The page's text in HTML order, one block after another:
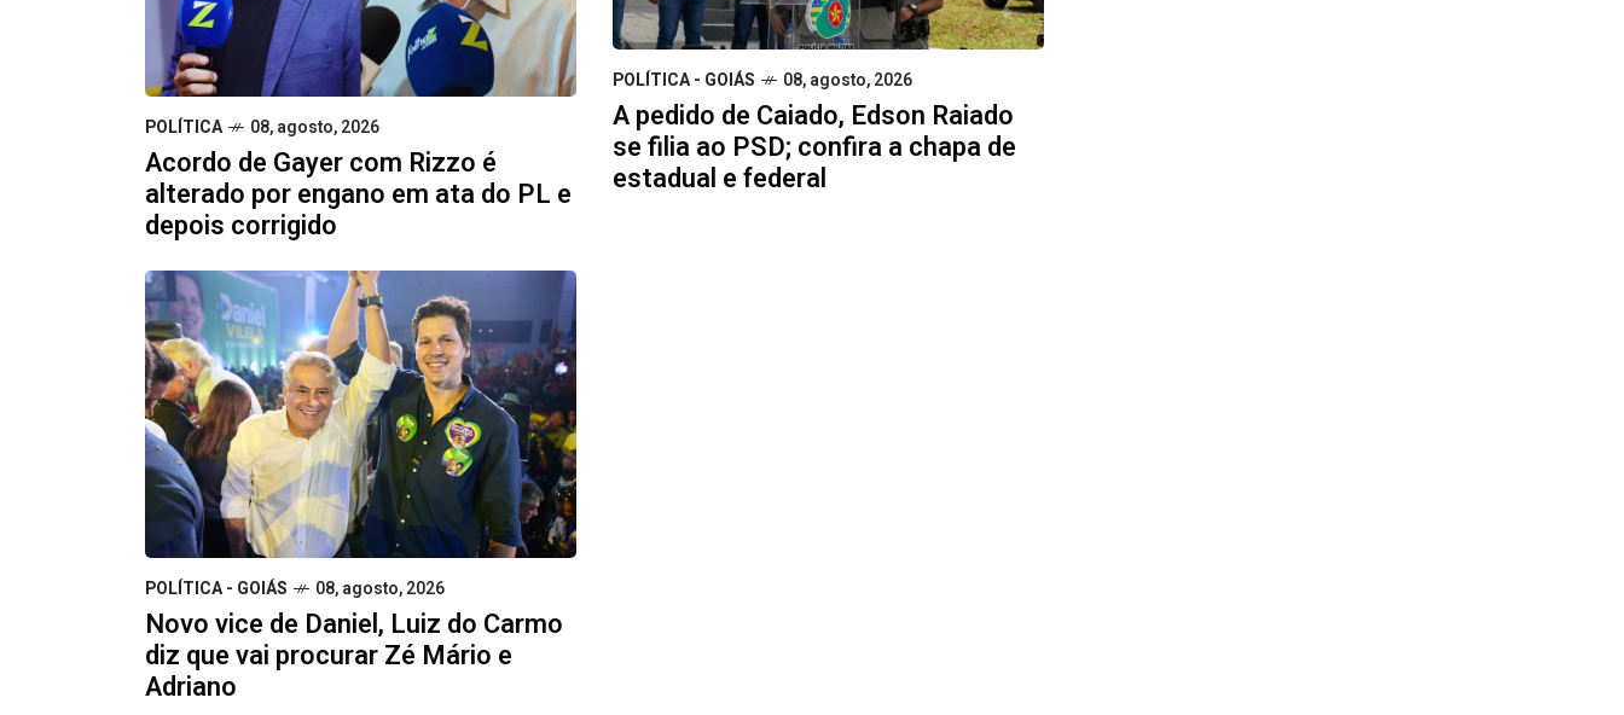
POLÍTICA 08, agosto, 2026
Acordo de Gayer com Rizzo é
alterado por engano em ata do PL e
depois corrigido
POLÍTICA - GOIÁS 08, agosto, 2026
A pedido de Caiado, Edson Raiado
se filia ao PSD; confira a chapa de
estadual e federal
POLÍTICA - GOIÁS 08, agosto, 2026
Novo vice de Daniel, Luiz do Carmo
diz que vai procurar Zé Mário e
Adriano